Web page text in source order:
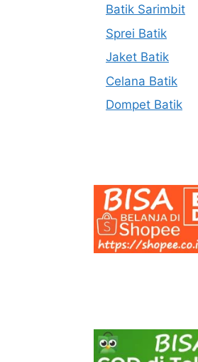
Batik Sarimbit
Sprei Batik
Jaket Batik
Celana Batik
Dompet Batik